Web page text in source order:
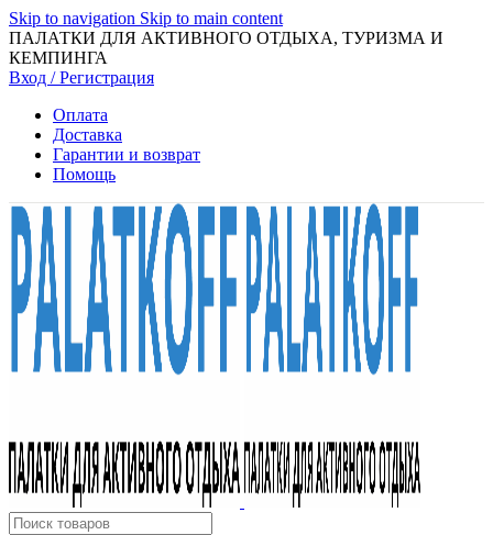
Skip to navigation Skip to main content
ПАЛАТКИ ДЛЯ АКТИВНОГО ОТДЫХА, ТУРИЗМА И
КЕМПИНГА
Вход / Регистрация
Оплата
Доставка
Гарантии и возврат
Помощь